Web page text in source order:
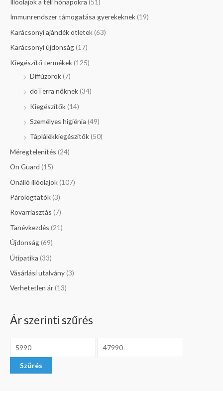
Illóolajok a téli hónapokra (51)
Immunrendszer támogatása gyerekeknek(19)
Karácsonyi ajándék ötletek(63)
Karácsonyi újdonság(17)
Kiegészítő termékek(125)
Diffúzorok(7)
doTerra nőknek(34)
Kiegészítők(14)
Személyes higiénia (49)
Táplálékkiegészítők(50)
Méregtelenítés (24)
On Guard (15)
Önálló illóolajok(107)
Párologtatók(3)
Rovarriasztás (7)
Tanévkezdés (21)
Újdonság(69)
Útipatika (33)
Vásárlási utalvány(3)
Verhetetlen ár(13)
Ár szerinti szűrés
Szűrés